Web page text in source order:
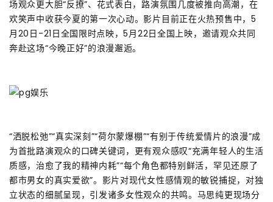
场观众更大胆“反撩”、花式表白，路演氛围几度被推向高潮，在
欢笑声中收获今夏的第一次心动。影片目前正在火热预售中，5
月20日-21日全国限时点映，5月22日全国上映，邀请观众共同
奔赴这场“今晚正好”的浪漫邂逅。
“洒脱松弛”“真实深刻”“荷尔蒙爆棚”“有别于传统爱情片的浪漫”成
为首批路演观众的口碑关键词，更有观众感叹“充满年轻人的生活
质感，治愈了我的精神内耗”“每个角色都特别鲜活，罕见还原了
都市男女的真实爱欲”。影片对现代女性感情观的敏锐捕捉，对独
立状态的细腻呈现，引发诸多女性观众的共鸣。马思纯更现场分